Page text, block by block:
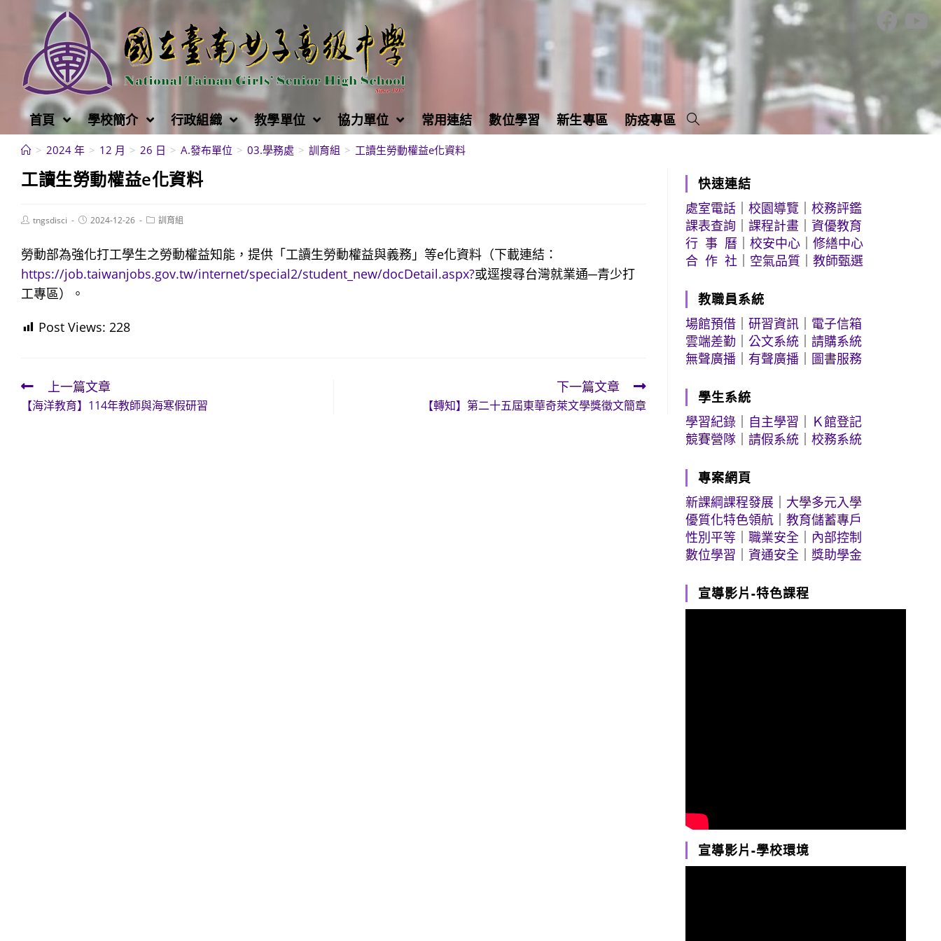
首頁 學校簡介 行政組織 教學單位 協力單位 常用連結 數位學習 新生專區 防疫專區
> 2024 年 > 12 月 > 26 日 > A.發布單位 > 03.學務處 > 訓育組 > 工讀生勞動權益e化資料
工讀生勞動權益e化資料
Posttngsdisci
Post2024-12-26
Post訓育組
勞動部為強化打工學生之勞動權益知能，提供「工讀生勞動權益與義務」等e化資料（下載連結：
https://job.taiwanjobs.gov.tw/internet/special2/student_new/docDetail.aspx?或逕搜尋台灣就業通─青少打
工專區）。
Post Views: 228
Read
more
上一篇文章
【海洋教育】114年教師與海寒假研習
下一篇文章
【轉知】第二十五屆東華奇萊文學獎徵文簡章
快速連結
處室電話 ｜校園導覽 ｜校務評鑑
課表查詢 ｜課程計畫 ｜資優教育
行 事 曆 ｜校安中心 ｜修繕中心
合 作 社
空氣品質 ｜教師甄選
教職員系統
場館預借 ｜研習資訊
電子信箱
雲端差勤 ｜公文系統 ｜請購系統
無聲廣播
有聲廣播 圖書服務
學生系統
學習紀錄
自主學習
Ｋ館登記
競賽營隊 ｜請假系統 ｜校務系統
專案網頁
新課綱課程發展
大學多元入學
優質化特色領航 ｜教育儲蓄專戶
性別平等 ｜職業安全
內部控制
數位學習 ｜資通安全 ｜獎助學金
宣導影片-特色課程
宣導影片-學校環境